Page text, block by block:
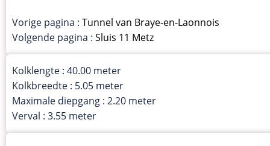
Vorige pagina : Tunnel van Braye-en-Laonnois
Volgende pagina : Sluis 11 Metz
Kolklengte : 40.00 meter
Kolkbreedte : 5.05 meter
Maximale diepgang : 2.20 meter
Verval : 3.55 meter